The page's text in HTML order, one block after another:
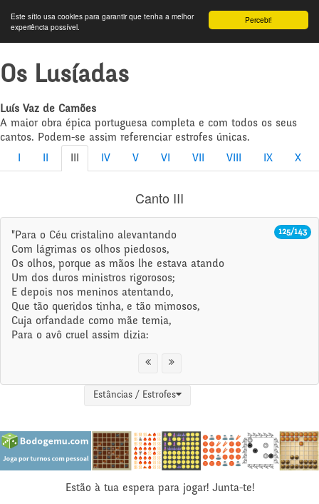
Percebi!
Este sítio usa cookies para garantir que tenha a melhor
experiência possível.
Os Lusíadas
Luís Vaz de Camões
A maior obra épica portuguesa completa e com todos os seus
cantos. Podem-se assim referenciar estrofes únicas.
IV V VI VII VIII IX X
Canto III
125/143
"Para o Céu cristalino alevantando
Com lágrimas os olhos piedosos,
Os olhos, porque as mãos lhe estava atando
Um dos duros ministros rigorosos;
E depois nos meninos atentando,
Que tão queridos tinha, e tão mimosos,
Cuja orfandade como mãe temia,
Para o avô cruel assim dizia:
Estâncias / Estrofes
Estão à tua espera para jogar! Junta-te!